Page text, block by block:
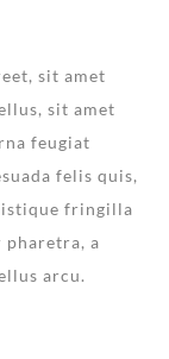
sit amet
sit amet
feugiat
felis quis,
fringilla
pharetra, a
arcu.